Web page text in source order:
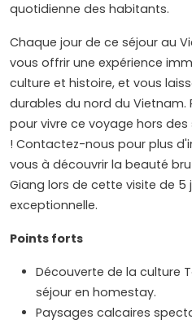
quotidienne des habitants.
Chaque jour de ce séjour au
vous offrir une expérience
culture et histoire, et vous
durables du nord du Vietnam.
pour vivre ce voyage hors
! Contactez-nous pour plus
vous à découvrir la beauté
Giang lors de cette visite de 5
exceptionnelle.
Points forts
Découverte de la culture
séjour en homestay.
Paysages calcaires